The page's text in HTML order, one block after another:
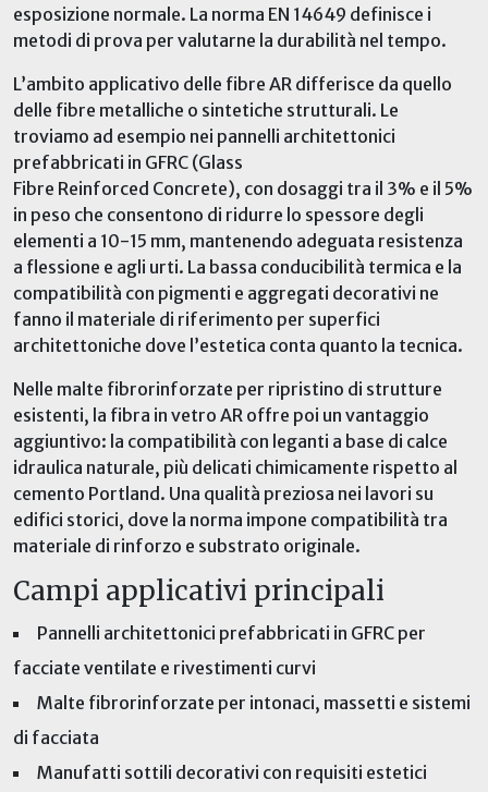
esposizione normale. La norma EN 14649 definisce i
metodi di prova per valutarne la durabilità nel tempo.
L’ambito applicativo delle fibre AR differisce da quello
delle fibre metalliche o sintetiche strutturali. Le
troviamo ad esempio nei pannelli architettonici
prefabbricati in GFRC (Glass
Fibre Reinforced Concrete), con dosaggi tra il 3% e il 5%
in peso che consentono di ridurre lo spessore degli
elementi a 10-15 mm, mantenendo adeguata resistenza
a flessione e agli urti. La bassa conducibilità termica e la
compatibilità con pigmenti e aggregati decorativi ne
fanno il materiale di riferimento per superfici
architettoniche dove l’estetica conta quanto la tecnica.
Nelle malte fibrorinforzate per ripristino di strutture
esistenti, la fibra in vetro AR offre poi un vantaggio
aggiuntivo: la compatibilità con leganti a base di calce
idraulica naturale, più delicati chimicamente rispetto al
cemento Portland. Una qualità preziosa nei lavori su
edifici storici, dove la norma impone compatibilità tra
materiale di rinforzo e substrato originale.
Campi applicativi principali
Pannelli architettonici prefabbricati in GFRC per
facciate ventilate e rivestimenti curvi
Malte fibrorinforzate per intonaci, massetti e sistemi
di facciata
Manufatti sottili decorativi con requisiti estetici